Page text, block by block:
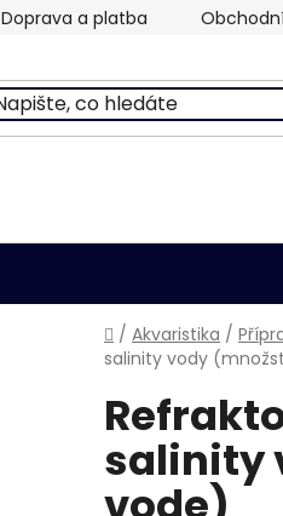
Doprava a platba
Domů
/ Akvaristika /
salinity vody
salinity